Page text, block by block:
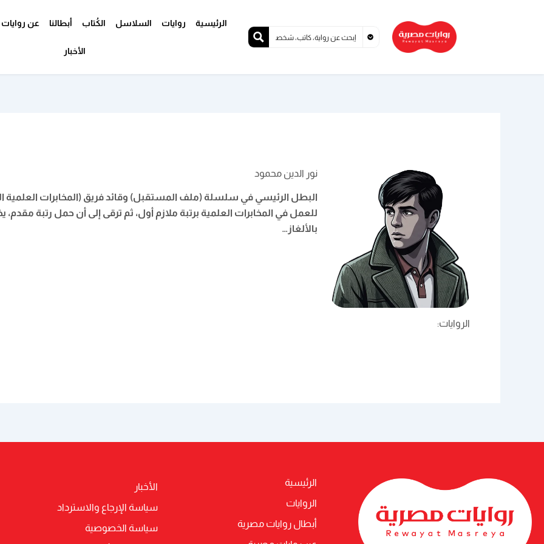
الرئيسية روايات السلاسل الكُتاب أبطالنا عن
الأخبار
الروايات:
نور الدين محمود
للعمل في المخابرات العلمية برتبة ملازم أول، ثم ترقى إلى أن حمل رتبة
بالألغاز…
الرئيسية
الروايات
أبطال روايات مصرية
الأخبار
سياسة الإرجاع والاسترداد
سياسة الخصوصية